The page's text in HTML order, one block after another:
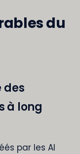
du
des
à long
par les AI